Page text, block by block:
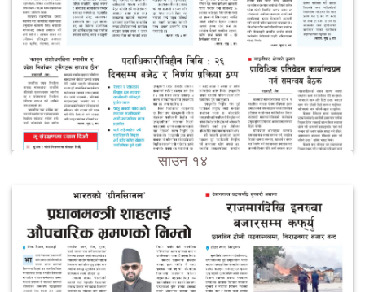
साउन १४